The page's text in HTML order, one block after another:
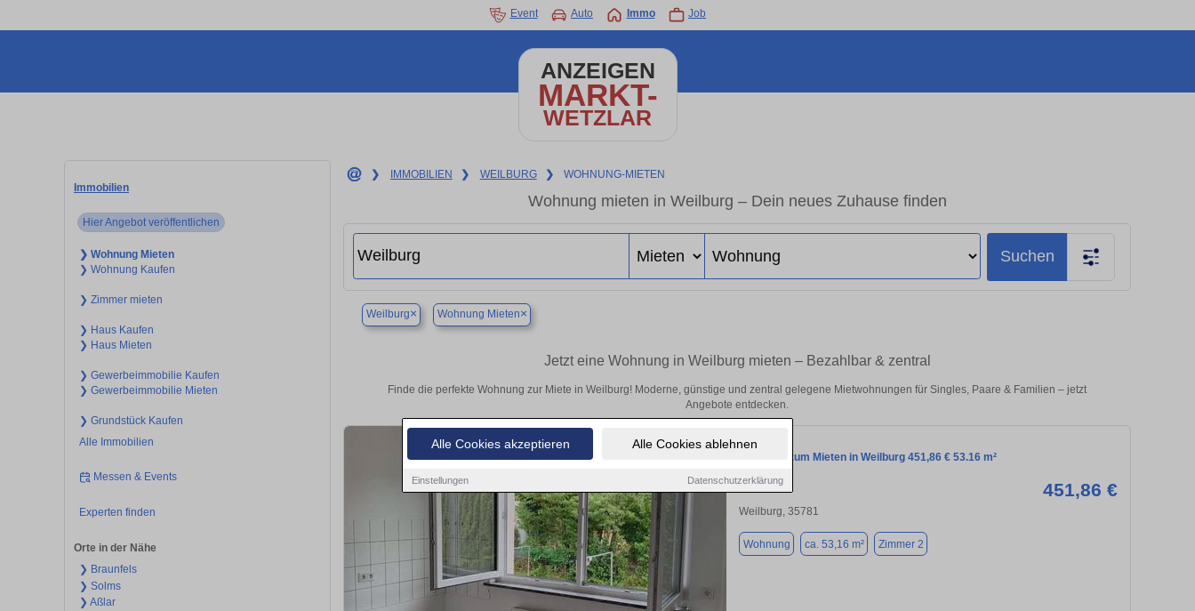
Alle Cookies akzeptieren Alle Cookies ablehnen
Einstellungen Datenschutzerklärung
Event Auto Immo Job
ANZEIGEN
MARKT-
WETZLAR
Immobilien
Hier Angebot veröffentlichen
❯ Wohnung Mieten
❯ Wohnung Kaufen
❯ Zimmer mieten
❯ Haus Kaufen
❯ Haus Mieten
❯ Gewerbeimmobilie Kaufen
❯ Gewerbeimmobilie Mieten
❯ Grundstück Kaufen
Alle Immobilien
Messen & Events
Experten finden
Orte in der Nähe
❯ Braunfels
❯ Solms
❯ Aßlar
❯ IMMOBILIEN ❯ WEILBURG ❯ WOHNUNG-MIETEN
Wohnung mieten in Weilburg – Dein neues Zuhause finden
Suchen
Weilburg× Wohnung Mieten×
Jetzt eine Wohnung in Weilburg mieten – Bezahlbar & zentral
Finde die perfekte Wohnung zur Miete in Weilburg! Moderne, günstige und zentral gelegene Mietwohnungen für Singles, Paare & Familien – jetzt
Angebote entdecken.
Wohnung zum Mieten in Weilburg 451,86 € 53.16 m²
451,86 €
Weilburg, 35781
Wohnung ca. 53,16 m² Zimmer 2